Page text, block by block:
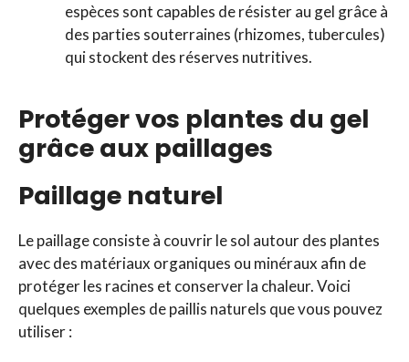
espèces sont capables de résister au gel grâce à
des parties souterraines (rhizomes, tubercules)
qui stockent des réserves nutritives.
Protéger vos plantes du gel
grâce aux paillages
Paillage naturel
Le paillage consiste à couvrir le sol autour des plantes
avec des matériaux organiques ou minéraux afin de
protéger les racines et conserver la chaleur. Voici
quelques exemples de paillis naturels que vous pouvez
utiliser :